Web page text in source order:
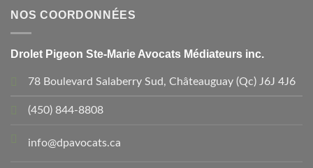
NOS COORDONNÉES
Drolet Pigeon Ste-Marie Avocats Médiateurs inc.
78 Boulevard Salaberry Sud, Châteauguay (Qc) J6J 4J6
(450) 844-8808
info@dpavocats.ca